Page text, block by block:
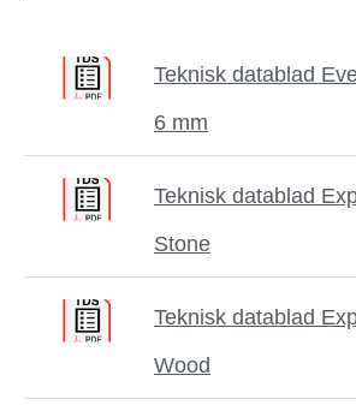
Teknisk datablad
6 mm
Teknisk datablad
Stone
Teknisk datablad
Wood